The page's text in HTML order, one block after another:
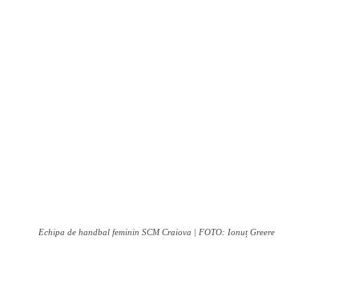
Echipa de handbal feminin SCM Craiova | FOTO: Ionuț Greere